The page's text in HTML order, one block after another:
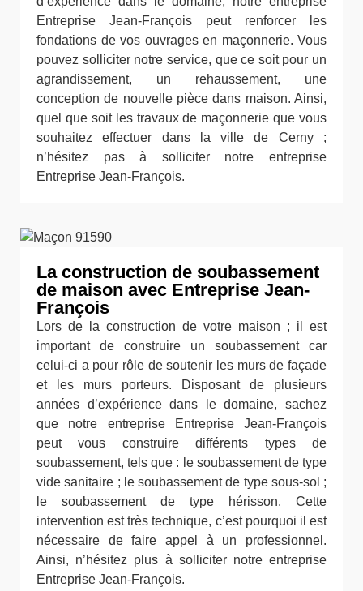
Entreprise Jean-François peut renforcer les
fondations de vos ouvrages en maçonnerie. Vous
pouvez solliciter notre service, que ce soit pour un
agrandissement, un rehaussement, une
conception de nouvelle pièce dans maison. Ainsi,
quel que soit les travaux de maçonnerie que vous
souhaitez effectuer dans la ville de Cerny ;
n’hésitez pas à solliciter notre entreprise
Entreprise Jean-François.
La construction de soubassement
de maison avec Entreprise Jean-
François
Lors de la construction de votre maison ; il est
important de construire un soubassement car
celui-ci a pour rôle de soutenir les murs de façade
et les murs porteurs. Disposant de plusieurs
années d’expérience dans le domaine, sachez
que notre entreprise Entreprise Jean-François
peut vous construire différents types de
soubassement, tels que : le soubassement de type
vide sanitaire ; le soubassement de type sous-sol ;
le soubassement de type hérisson. Cette
intervention est très technique, c’est pourquoi il est
nécessaire de faire appel à un professionnel.
Ainsi, n’hésitez plus à solliciter notre entreprise
Entreprise Jean-François.